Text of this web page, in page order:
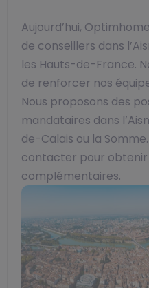
Aujourd’hui,
de conseillers dans
les Hauts-de-France.
de renforcer nos
Nous proposons des
mandataires dans
de-Calais ou la
contacter pour
complémentaires.